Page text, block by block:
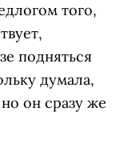
того,
подняться
думала,
он сразу же